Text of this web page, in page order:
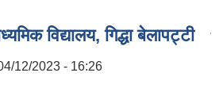
विद्यालय, गिद्धा बेलापट्टी
12/2023 - 16:26